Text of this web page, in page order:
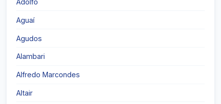
Adolfo
Aguaí
Agudos
Alambari
Alfredo Marcondes
Altair